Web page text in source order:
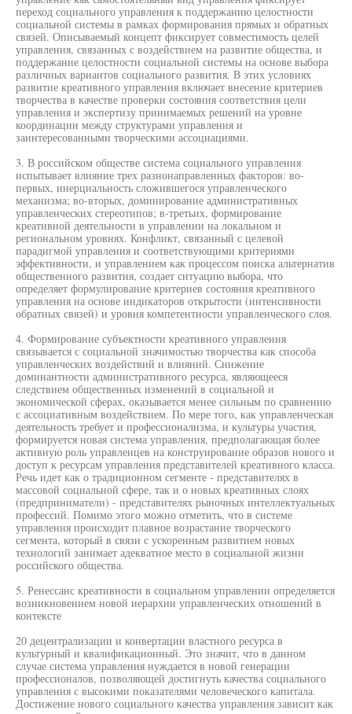
переход социального управления к поддержанию целостности
социальной системы в рамках формирования прямых и обратных
связей. Описываемый концепт фиксирует совместимость целей
управления, связанных с воздействием на развитие общества, и
поддержание целостности социальной системы на основе выбора
различных вариантов социального развития. В этих условиях
развитие креативного управления включает внесение критериев
творчества в качестве проверки состояния соответствия цели
управления и экспертизу принимаемых решений на уровне
координации между структурами управления и
заинтересованными творческими ассоциациями.
3. В российском обществе система социального управления
испытывает влияние трех разнонаправленных факторов: во-
первых, инерциальность сложившегося управленческого
механизма; во-вторых, доминирование административных
управленческих стереотипов; в-третьих, формирование
креативной деятельности в управлении на локальном и
региональном уровнях. Конфликт, связанный с целевой
парадигмой управления и соответствующими критериями
эффективности, и управлением как процессом поиска альтернатив
общественного развития, создает ситуацию выбора, что
определяет формулирование критериев состояния креативного
управления на основе индикаторов открытости (интенсивности
обратных связей) и уровня компетентности управленческого слоя.
4. Формирование субъектности креативного управления
связывается с социальной значимостью творчества как способа
управленческих воздействий и влияний. Снижение
доминантности административного ресурса, являющееся
следствием общественных изменений в социальной и
экономической сферах, оказывается менее сильным по сравнению
с ассоциативным воздействием. По мере того, как управленческая
деятельность требует и профессионализма, и культуры участия,
формируется новая система управления, предполагающая более
активную роль управленцев на конструирование образов нового и
доступ к ресурсам управления представителей креативного класса.
Речь идет как о традиционном сегменте - представителях в
массовой социальной сфере, так и о новых креативных слоях
(предприниматели) - представителях рыночных интеллектуальных
профессий. Помимо этого можно отметить, что в системе
управления происходит плавное возрастание творческого
сегмента, который в связи с ускоренным развитием новых
технологий занимает адекватное место в социальной жизни
российского общества.
5. Ренессанс креативности в социальном управлении определяется
возникновением новой иерархии управленческих отношений в
контексте
20 децентрализации и конвертации властного ресурса в
культурный и квалификационный. Это значит, что в данном
случае система управления нуждается в новой генерации
профессионалов, позволяющей достигнуть качества социального
управления с высокими показателями человеческого капитала.
Достижение нового социального качества управления зависит как